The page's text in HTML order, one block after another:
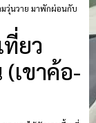
มวุ่นวาย มาพักผ่อนกับ
ที่ยว
เขาค้อ-